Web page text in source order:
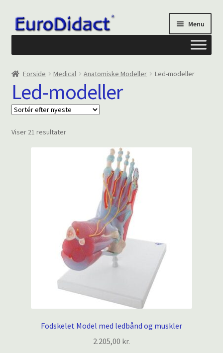
Spring
til
Spring
til
Menu
Om os
Privatliv og cookies
Din Konto
Forside Medical Anatomiske Modeller Led-modeller
Led-modeller
Viser 21 resultaterSorteret
Fodskelet Model med ledbånd og muskler
2.205,00 kr.